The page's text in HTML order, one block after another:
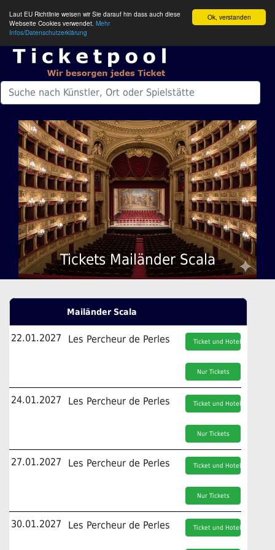
Ok, verstanden
Laut EU Richtlinie weisen wir Sie darauf hin dass auch diese
Webseite Cookies verwendet. Mehr
Infos/Datenschutzerklärung
Tickets Mailänder Scala
Mailänder Scala
22.01.2027 Les Percheur de Perles Ticket und Hotel
Nur Tickets
24.01.2027 Les Percheur de Perles Ticket und Hotel
Nur Tickets
27.01.2027 Les Percheur de Perles Ticket und Hotel
Nur Tickets
30.01.2027 Les Percheur de Perles Ticket und Hotel